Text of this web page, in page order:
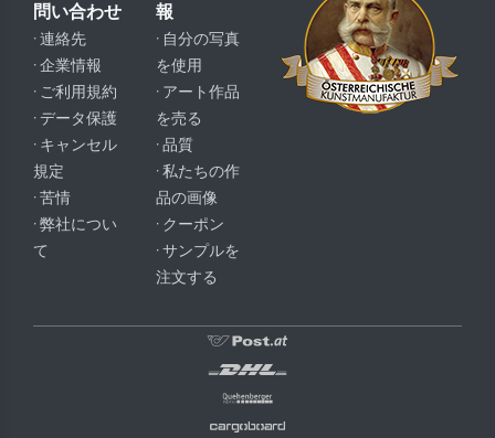
問い合わせ
· 連絡先
· 企業情報
· ご利用規約
· データ保護
· キャンセル
規定
· 苦情
· 弊社につい
て
報
· 自分の写真
を使用
· アート作品
を売る
· 品質
· 私たちの作
品の画像
· クーポン
· サンプルを
注文する